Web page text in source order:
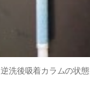
逆洗後吸着カラムの状態